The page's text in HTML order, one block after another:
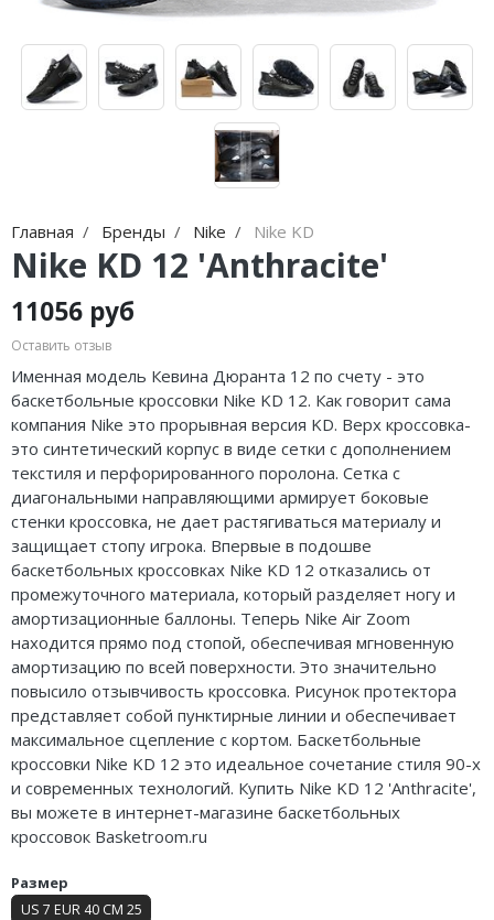
Главная Бренды Nike Nike KD
Nike KD 12 'Anthracite'
11056 руб
Оставить отзыв
Именная модель Кевина Дюранта 12 по счету - это
баскетбольные кроссовки Nike KD 12. Как говорит сама
компания Nike это прорывная версия KD. Верх кроссовка-
это синтетический корпус в виде сетки с дополнением
текстиля и перфорированного поролона. Сетка с
диагональными направляющими армирует боковые
стенки кроссовка, не дает растягиваться материалу и
защищает стопу игрока. Впервые в подошве
баскетбольных кроссовках Nike KD 12 отказались от
промежуточного материала, который разделяет ногу и
амортизационные баллоны. Теперь Nike Air Zoom
находится прямо под стопой, обеспечивая мгновенную
амортизацию по всей поверхности. Это значительно
повысило отзывчивость кроссовка. Рисунок протектора
представляет собой пунктирные линии и обеспечивает
максимальное сцепление с кортом. Баскетбольные
кроссовки Nike KD 12 это идеальное сочетание стиля 90-х
и современных технологий. Купить Nike KD 12 'Anthracite',
вы можете в интернет-магазине баскетбольных
кроссовок Basketroom.ru
Размер
US 7 EUR 40 CM 25
Jordan Tatum
Air Jordan 312
Air Jordan 38
Air Jordan 37
Air Jordan 36
Air Jordan 1
Air Jordan 3
Air Jordan 4
Air Jordan 5
Air Jordan 6
Air Jordan 7
Air Jordan 10
Air Jordan 11
Air Jordan 12
Air Jordan 13
Air Jordan 14
Air Jordan 15
adidas Samba
adidas Gazelle
adidas adiFOM
adidas Adizero
adidas Harden
adidas Dame
adidas AE
Adidas Yeezy Boost 350 V2